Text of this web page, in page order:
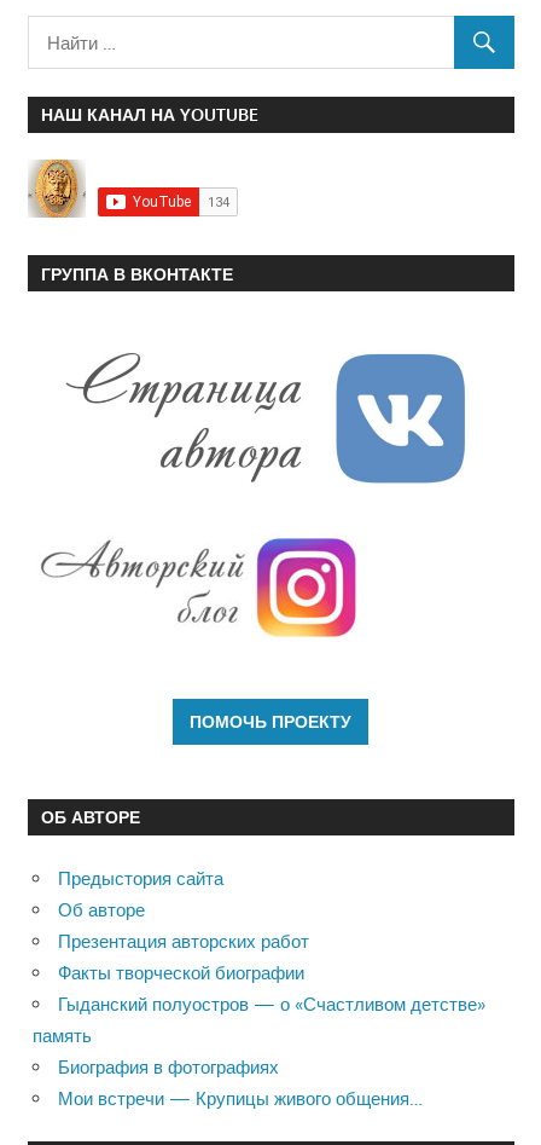
НАШ КАНАЛ НА YOUTUBE
ГРУППА В ВКОНТАКТЕ
ОБ АВТОРЕ
Предыстория сайта
Об авторе
Презентация авторских работ
Факты творческой биографии
Гыданский полуостров — о «Счастливом детстве»
память
Биография в фотографиях
Мои встречи — Крупицы живого общения…